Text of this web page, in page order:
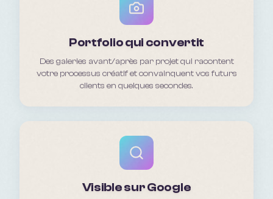
Portfolio qui convertit
Des galeries avant/après par projet qui racontent
votre processus créatif et convainquent vos futurs
clients en quelques secondes.
Visible sur Google